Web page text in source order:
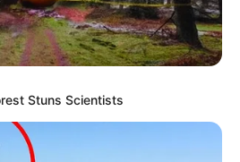
Técnico do Programa saúde com
aqui!
esclarece os motivos da diferença
Stuns Scientists